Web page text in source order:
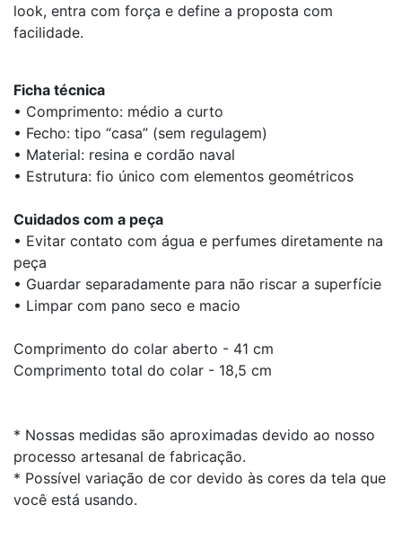
look, entra com força e define a proposta com
facilidade.
Ficha técnica
• Comprimento: médio a curto
• Fecho: tipo “casa” (sem regulagem)
• Material: resina e cordão naval
• Estrutura: fio único com elementos geométricos
Cuidados com a peça
• Evitar contato com água e perfumes diretamente na
peça
• Guardar separadamente para não riscar a superfície
• Limpar com pano seco e macio
Comprimento do colar aberto - 41 cm
Comprimento total do colar - 18,5 cm
* Nossas medidas são aproximadas devido ao nosso
processo artesanal de fabricação.
* Possível variação de cor devido às cores da tela que
você está usando.